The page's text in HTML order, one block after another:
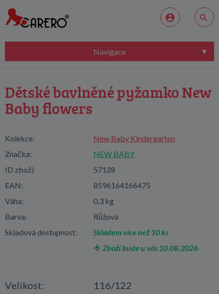
Navigace
Dětské bavlněné pyžamko New
Baby flowers
Kolekce:
New Baby Kindergarten
Značka:
NEW BABY
ID zboží:
57128
EAN:
8596164166475
Váha:
0,3 kg
Barva:
Růžová
Skladová dostupnost:
Skladem více než 10 ks
Zboží bude u vás 10.08.2026
Velikost: 116/122